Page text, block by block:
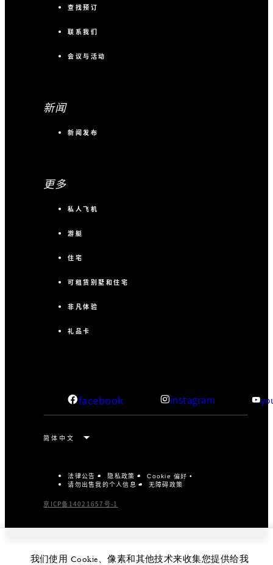
查找预订
联系我们
会议与活动
新闻
新闻发布
更多
私人飞机
游艇
住宅
可租赁别墅和住宅
非凡体验
礼品卡
facebook instagram
法律公告 隐私政策 Cookie 偏好
请勿出售我的个人信息 无障碍政策
京ICP备14021657号-1
我们使用 Cookie、像素和其他技术来收集您提供给我